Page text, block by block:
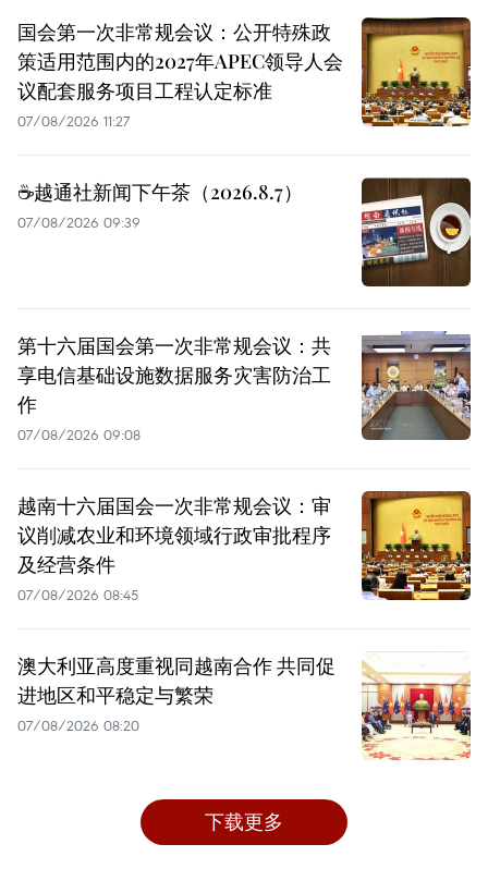
国会第一次非常规会议：公开特殊政
策适用范围内的2027年APEC领导人会
议配套服务项目工程认定标准
07/08/2026 11:27
☕️越通社新闻下午茶（2026.8.7）
07/08/2026 09:39
第十六届国会第一次非常规会议：共
享电信基础设施数据服务灾害防治工
作
07/08/2026 09:08
越南十六届国会一次非常规会议：审
议削减农业和环境领域行政审批程序
及经营条件
07/08/2026 08:45
澳大利亚高度重视同越南合作 共同促
进地区和平稳定与繁荣
07/08/2026 08:20
下载更多